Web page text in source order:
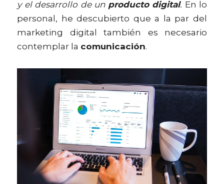
y el desarrollo de un producto digital. En lo
personal, he descubierto que a la par del
marketing digital también es necesario
contemplar la comunicación.